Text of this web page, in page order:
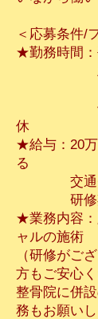
＜応募条件/
★勤務時間：
土日 9
15：
休み
休
★給与：20
る
交通費（
研修期
★業務内容：
ャルの施術
（研修がご
方もご安心く
整骨院に併
務もお願い